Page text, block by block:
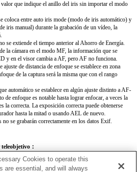
valor que indique el anillo del iris sin importar el modo
coloca entre auto iris mode (modo de iris automático) y
iris manual) durante la grabación de un vídeo, la
se extiende el tiempo anterior al Ahorro de Energía.
la cámara en el modo MF, la información que se
y en el visor cambia a AF, pero AF no funciona.
de distancia de enfoque se establece en zona
de la captura será la misma que con el rango
automático se establece en algún ajuste distinto a AF-
de enfoque es notable hasta lograr enfocar, a veces la
la correcta. La exposición correcta puede obtenerse
hasta la mitad o usando AEL de nuevo.
se grabarán correctamente en los datos Exif.
：
Cookies to operate this
are essential, and will always